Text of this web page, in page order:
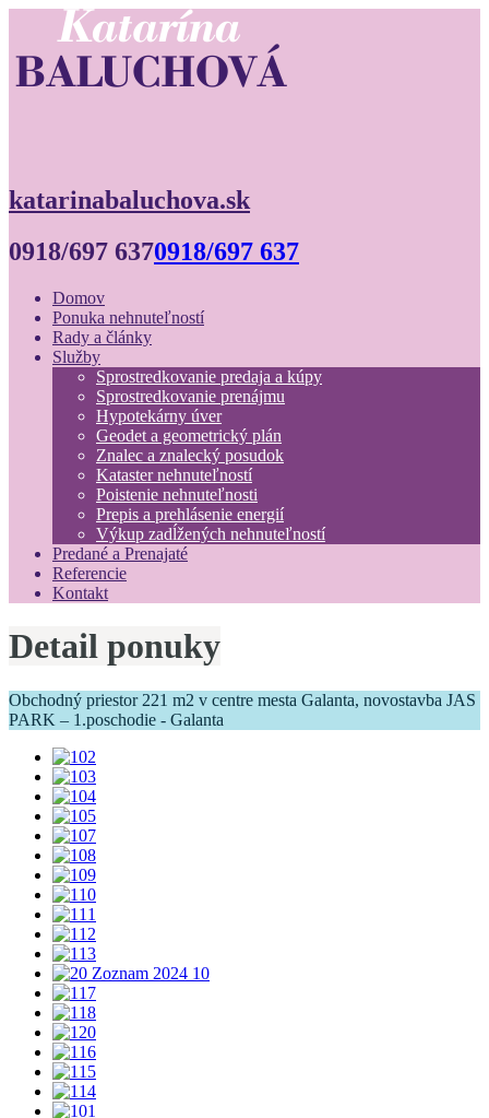
katarinabaluchova.sk
0918/697 6370918/697 637
Domov
Ponuka nehnuteľností
Rady a články
Služby
Sprostredkovanie predaja a kúpy
Sprostredkovanie prenájmu
Hypotekárny úver
Geodet a geometrický plán
Znalec a znalecký posudok
Kataster nehnuteľností
Poistenie nehnuteľnosti
Prepis a prehlásenie energií
Výkup zadĺžených nehnuteľností
Predané a Prenajaté
Referencie
Kontakt
Detail ponuky
Obchodný priestor 221 m2 v centre mesta Galanta, novostavba JAS
PARK – 1.poschodie - Galanta